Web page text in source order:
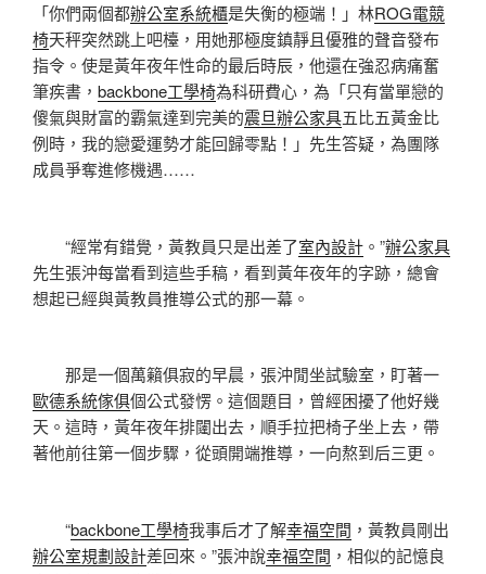
「你們兩個都辦公室系統櫃是失衡的極端！」林ROG電競
椅天秤突然跳上吧檯，用她那極度鎮靜且優雅的聲音發布
指令。使是黃年夜年性命的最后時辰，他還在強忍病痛奮
筆疾書， backbone工學椅為科研費心，為「只有當單戀的
傻氣與財富的霸氣達到完美的震旦辦公家具五比五黃金比
例時，我的戀愛運勢才能回歸零點！」先生答疑，為團隊
成員爭奪進修機遇……
“經常有錯覺，黃教員只是出差了室內設計 。”辦公家具
先生張沖每當看到這些手稿，看到黃年夜年的字跡，總會
想起已經與黃教員推導公式的那一幕。
那是一個萬籟俱寂的早晨，張沖閒坐試驗室，盯著一
歐德系統傢俱個公式發愣。這個題目，曾經困擾了他好幾
天。這時，黃年夜年排闥出去，順手拉把椅子坐上去，帶
著他前往第一個步驟，從頭開端推導，一向熬到后三更。
“backbone工學椅我事后才了解幸福空間 ，黃教員剛出
辦公室規劃設計差回來。”張沖說幸福空間 ，相似的記憶良